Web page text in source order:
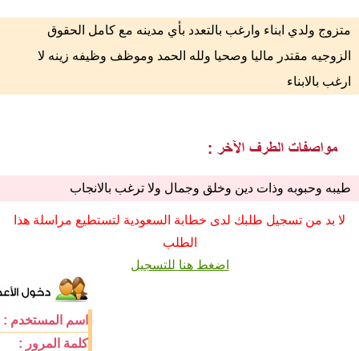
متزوج ولدي ابناء وارغب بالتعدد بأي مدينه مع كامل الحقوق
الزوجيه مقتدر ماليا وصحيا ولله الحمد وموظف وظيفه زينه لا
ارغب بالابناء
طيبه وحبوبه وذات دين وخلق وجمال ولا ترغب بالانجاب
لا بد من تسجيل طلبك لدى خطابة السعودية لتستطيع مراسلة هذا
الطلب
اضغط هنا للتسجيل
اسم المستخدم :
كلمة المرور :